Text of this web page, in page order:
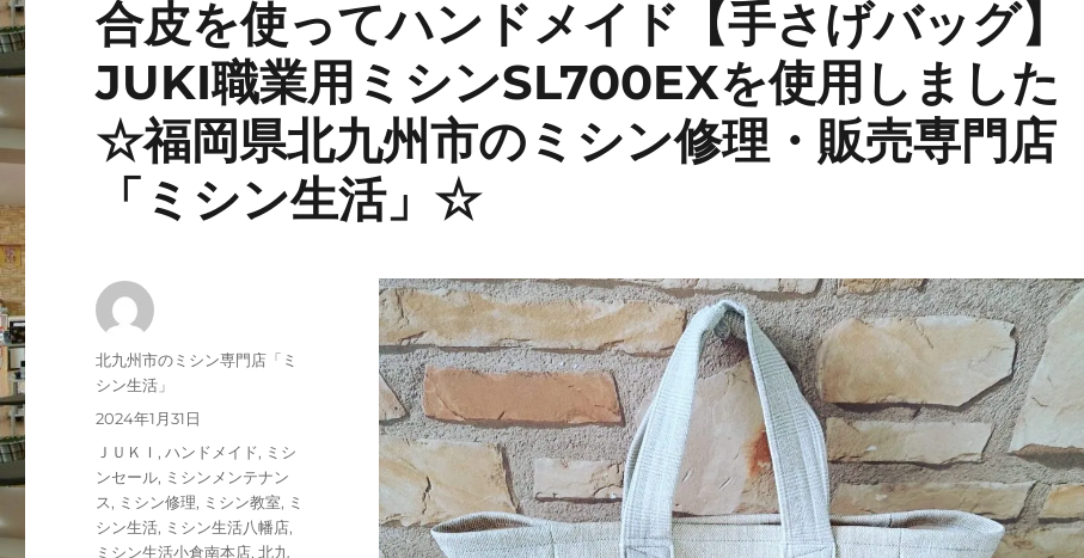
合皮を使ってハンドメイド【手さげバッグ】
JUKI職業用ミシンSL700EXを使用しました
☆福岡県北九州市のミシン修理・販売専門店
「ミシン生活」☆
投
稿
北九州市のミシン専門店「ミ
シン生活」
投
2024年1月31日
カ
テ
ゴ
リ
ー
ＪＵＫＩ ,ハンドメイド, ミシ
ンセール, ミシンメンテナン
ス, ミシン修理, ミシン教室, ミ
シン生活, ミシン生活八幡店,
ミシン生活小倉南本店,北九